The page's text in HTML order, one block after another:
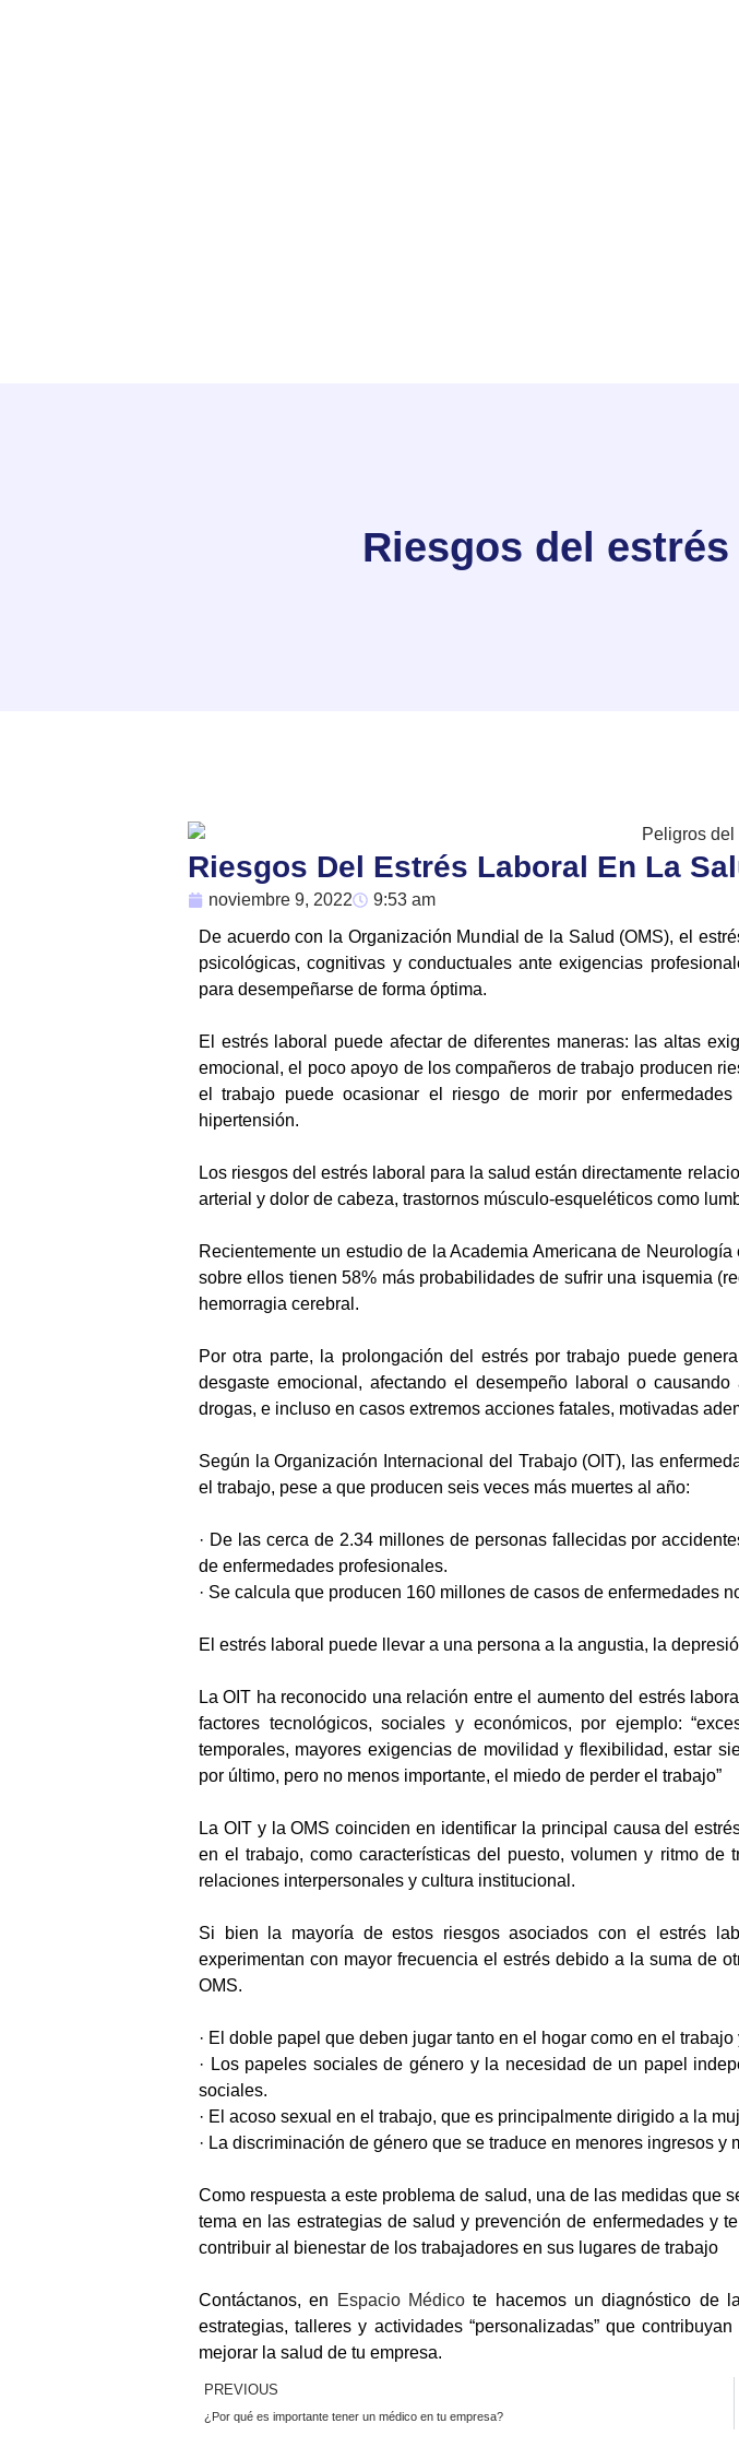
Riesgos del
Riesgos Del Estrés Laboral En La
noviembre 9, 2022
9:53 am
De acuerdo con la Organización Mundial de la Salud (OMS), el
psicológicas, cognitivas y conductuales ante exigencias
para desempeñarse de forma óptima.
El estrés laboral puede afectar de diferentes maneras: las altas
emocional, el poco apoyo de los compañeros de trabajo producen
el trabajo puede ocasionar el riesgo de morir por
hipertensión.
Los riesgos del estrés laboral para la salud están directamente
arterial y dolor de cabeza, trastornos músculo-esqueléticos como
Recientemente un estudio de la Academia Americana de
sobre ellos tienen 58% más probabilidades de sufrir una isquemia
hemorragia cerebral.
Por otra parte, la prolongación del estrés por trabajo puede
desgaste emocional, afectando el desempeño laboral o
drogas, e incluso en casos extremos acciones fatales, motivadas
Según la Organización Internacional del Trabajo (OIT), las
el trabajo, pese a que producen seis veces más muertes al año:
· De las cerca de 2.34 millones de personas fallecidas por
de enfermedades profesionales.
· Se calcula que producen 160 millones de casos de enfermedades
El estrés laboral puede llevar a una persona a la angustia, la
La OIT ha reconocido una relación entre el aumento del estrés
factores tecnológicos, sociales y económicos, por ejemplo:
temporales, mayores exigencias de movilidad y flexibilidad, estar
por último, pero no menos importante, el miedo de perder el trabajo”
La OIT y la OMS coinciden en identificar la principal causa del
en el trabajo, como características del puesto, volumen y ritmo de
relaciones interpersonales y cultura institucional.
Si bien la mayoría de estos riesgos asociados con el estrés
experimentan con mayor frecuencia el estrés debido a la suma de
OMS.
· El doble papel que deben jugar tanto en el hogar como en el
· Los papeles sociales de género y la necesidad de un papel
sociales.
· El acoso sexual en el trabajo, que es principalmente dirigido a la
· La discriminación de género que se traduce en menores ingresos
Como respuesta a este problema de salud, una de las medidas que
tema en las estrategias de salud y prevención de enfermedades y
contribuir al bienestar de los trabajadores en sus lugares de trabajo
Contáctanos, en Espacio Médico te hacemos un diagnóstico de
estrategias, talleres y actividades “personalizadas” que
mejorar la salud de tu empresa.
PREVIOUS
¿Por qué es importante tener un médico en tu empresa?